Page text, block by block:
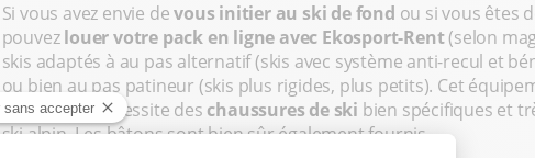
Si vous avez envie devous initier au ski de fond ou si vous êtes
pouvezlouer votre pack en ligne avec Ekosport-Rent(selon
skis adaptés à au pas alternatif (skis avec système anti-recul et
ou bien au pas patineur (skis plus rigides, plus petits). Cet
ski de fond nécessite des chaussures de ski bien spécifiques et
ski alpin. Les bâtons sont bien sûr également fournis.